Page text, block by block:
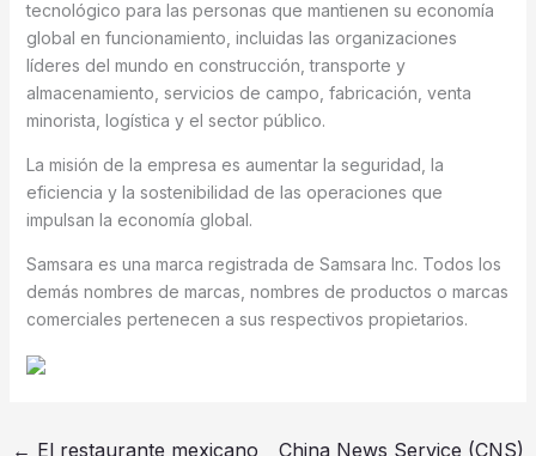
tecnológico para las personas que mantienen su economía
global en funcionamiento, incluidas las organizaciones
líderes del mundo en construcción, transporte y
almacenamiento, servicios de campo, fabricación, venta
minorista, logística y el sector público.
La misión de la empresa es aumentar la seguridad, la
eficiencia y la sostenibilidad de las operaciones que
impulsan la economía global.
Samsara es una marca registrada de Samsara Inc. Todos los
demás nombres de marcas, nombres de productos o marcas
comerciales pertenecen a sus respectivos propietarios.
← El restaurante mexicano
China News Service (CNS)